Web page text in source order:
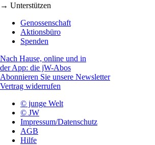
→ Unterstützen
Genossenschaft
Aktionsbüro
Spenden
Nach Hause, online und in
der App: die jW-Abos
Abonnieren Sie unsere Newsletter
Vertrag widerrufen
© junge Welt
© JW
Impressum/Datenschutz
AGB
Hilfe